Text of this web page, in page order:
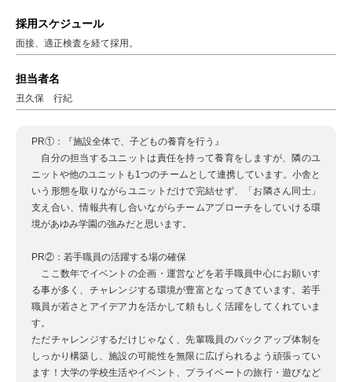
採用スケジュール
面接、適正検査を経て採用。
担当者名
丑久保 行紀
PR①：『施設全体で、子どもの養育を行う』
自分の担当するユニットは責任を持って養育をしますが、隣のユ
ニットや他のユニットも1つのチームとして連携しています。小舎と
いう形態を取りながらユニットだけで完結せず、「お隣さん同士」
支え合い、情報共有し合いながらチームアプローチをしていける環
境があゆみ学園の強みだと思います。
PR②：若手職員の活躍する場の確保
ここ数年でイベントの企画・運営などを若手職員中心にお願いす
る事が多く、チャレンジする環境が豊富となってきています。若手
職員が若さとアイデア力を活かして頼もしく活躍をしてくれていま
す。
ただチャレンジするだけじゃなく、先輩職員のバックアップ体制を
しっかり構築し、施設の可能性を無限に広げられるよう頑張ってい
ます！大学の学校生活やイベント、プライベートの旅行・遊びなど